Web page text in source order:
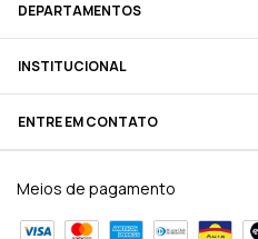
DEPARTAMENTOS
INSTITUCIONAL
ENTRE EM CONTATO
Meios de pagamento